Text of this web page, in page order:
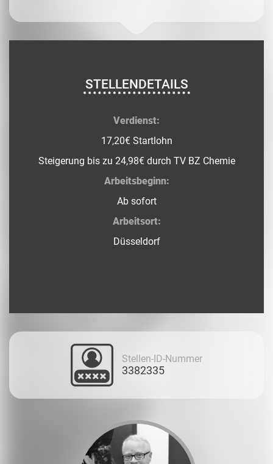
STELLENDETAILS
Verdienst:
17,20€ Startlohn
Steigerung bis zu 24,98€ durch TV BZ Chemie
Arbeitsbeginn:
Ab sofort
Arbeitsort:
Düsseldorf
Stellen-ID-Nummer
3382335